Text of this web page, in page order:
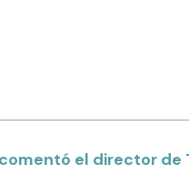
el director de